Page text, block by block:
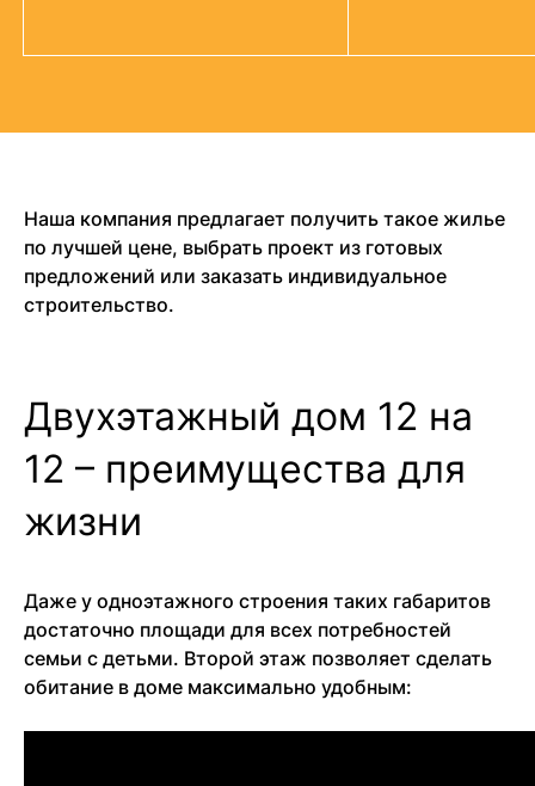
Наша компания предлагает получить такое жилье
по лучшей цене, выбрать проект из готовых
предложений или заказать индивидуальное
строительство.
Двухэтажный дом 12 на
12 – преимущества для
жизни
Даже у одноэтажного строения таких габаритов
достаточно площади для всех потребностей
семьи с детьми. Второй этаж позволяет сделать
обитание в доме максимально удобным: